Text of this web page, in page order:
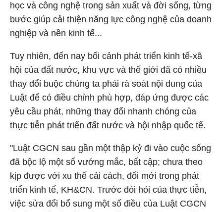
học và công nghệ trong sản xuất và đời sống, từng
bước giúp cải thiện năng lực công nghệ của doanh
nghiệp và nền kinh tế...
Tuy nhiên, đến nay bối cảnh phát triển kinh tế-xã
hội của đất nước, khu vực và thế giới đã có nhiều
thay đổi buộc chúng ta phải rà soát nội dung của
Luật để có điều chỉnh phù hợp, đáp ứng được các
yêu cầu phát, những thay đổi nhanh chóng của
thực tiễn phát triển đất nước và hội nhập quốc tế.
"Luật CGCN sau gần một thập kỷ đi vào cuộc sống
đã bộc lộ một số vướng mắc, bất cập; chưa theo
kịp được với xu thế cải cách, đổi mới trong phát
triển kinh tế, KH&CN. Trước đòi hỏi của thực tiễn,
việc sửa đổi bổ sung một số điều của Luật CGCN